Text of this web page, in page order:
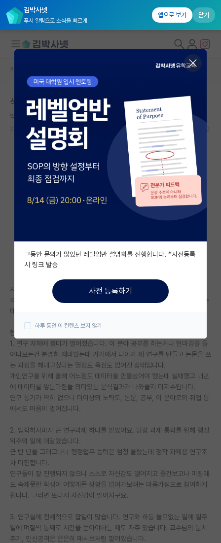
김박사넷
푸시 알림으로 소식을 빠르게
앱으로 보기 닫기
대학원생 모집
국내대학원 정보
연구실&오픈랩
커뮤니티
커뮤니티 홈
전체글보기
베스트 게시판
자유 게시판(아무개랩)
미국 유학 게시판
미국 대학원 합격 후기 게시판
대학원생 모집 게시판
연구실(PI) 홍보 게시판
석박사 채용 정보 게시판
임용 정보 게시판
학부 인턴 게시판
임용 후기 게시판
PI 전용 게시판
인문사회 계열 게시판
특수/전문대학원 게시판
반도체/AI 게시판
장학금/장학생 게시판
커뮤니티 홈
석사 자퇴고민입니다
약삭빠른 앨런 튜링
2023.11.13 9 2391
지금은 2학기차이고 제목 그대로 자퇴가 고민됩니다.
석사때는 다들 힘들다는걸 알아서 좀만 버티면 나아지겠지 생각하며 지냈는
데 오히려 상태가 나빠지는것 같아 조언을 구하고자 합니다.
현재 제 상황은 대강 이렇습니다.
1. 연구 자체에 흥미가 떨어졌습니다. 이 분야 공부를 하는거나 현미경을 들
여다보는건 분명히 재미있는데 거기에서 나아가 제 연구를 만들고 논문을 쓰
는 과정을 해내고싶다는 열정도 욕심도 없어진 상태입니다.
개인연구를 위해 올해 어느정도 데이터를 만들놨어야 했는데 실패했고 내년
에 데이터를 쌓는다한들 의미있는 분석결과가 나와줄지 미지수입니다.
연구 동기가 딱히 없으니 더이상의 노력도, 논문, 공부, 이 분야로의 취업 등
에서도 마음이 멀어집니다.
2. 입학하자마자 큰 연구과제 하나를 맡았어요. 당장 과제 통과를 위해 행정
위주의 일에 매달렸습니다.
근 반 년을 그러고나니 행정업무 능력은 엄청 올랐는데 정작 과제용 연구조
차 미진합니다.
연구들이 잘 진행되지 않으니 스스로 자신감도 떨어지고 중간보고나 미팅에
도 숙제못한 학생이 어떻게든 상황을 넘어가보려는 마음가짐으로 참여하게
됩니다. 그러면 또다시 자신감이 떨어지구요.
3. 연구실에 전체적으로 잡일이 많습니다. 연구와 하등 쓸모없는 일에 일주
일에 며칠씩 통째로 시간을 쏟아야하는 때도 자주 있습니다. 교수님의 눈치
주기, 인신공격은 은은히 패시브처럼 깔려있습니다.
그동안 문의가 많았던 레벨업반 설명회를 진행합니다. *사전등록
시 링크 발송
사전 등록하기
하루 동안 이 컨텐츠 보지 않기